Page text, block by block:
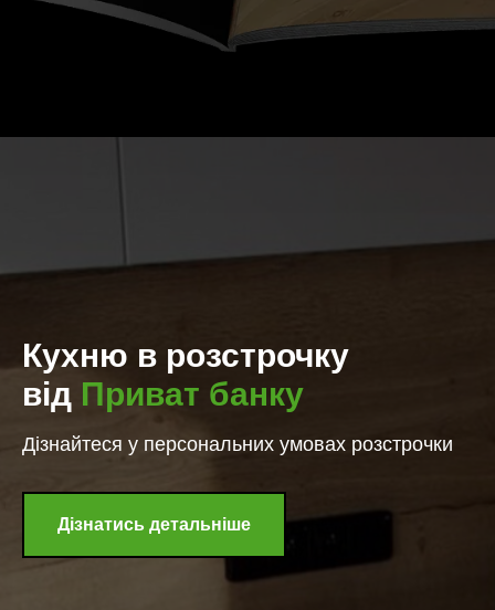
Кухню в розстрочку
від Приват банку
Дізнайтеся у персональних умовах розстрочки
Дізнатись детальніше